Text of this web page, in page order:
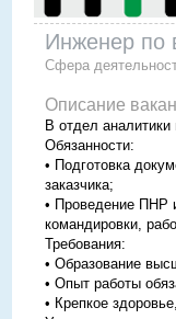
Инженер по
Сфера
Описание
В отдел
Обязанности:
• Подготовка
заказчика;
• Проведение ПНР
командировки,
Требования:
• Образование
• Опыт работы
• Крепкое